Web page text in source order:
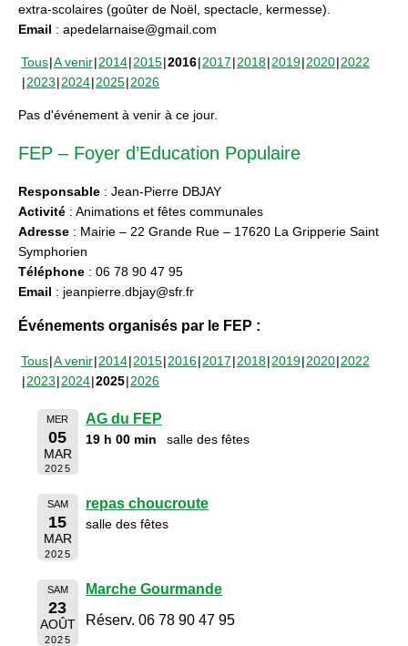
extra-scolaires (goûter de Noël, spectacle, kermesse).
Email : apedelarnaise@gmail.com
Tous A venir 2014 2015 2016 2017 2018 2019 2020 2022
2023 2024 2025 2026
Pas d'événement à venir à ce jour.
FEP – Foyer d’Education Populaire
Responsable : Jean-Pierre DBJAY
Activité : Animations et fêtes communales
Adresse : Mairie – 22 Grande Rue – 17620 La Gripperie Saint
Symphorien
Téléphone : 06 78 90 47 95
Email : jeanpierre.dbjay@sfr.fr
Événements organisés par le FEP :
Tous A venir 2014 2015 2016 2017 2018 2019 2020 2022
2023 2024 2025 2026
MER
05
MAR
2025
AG du FEP
19 h 00 min salle des fêtes
SAM
15
MAR
2025
repas choucroute
salle des fêtes
SAM
23
AOÛT
2025
Marche Gourmande
Réserv. 06 78 90 47 95